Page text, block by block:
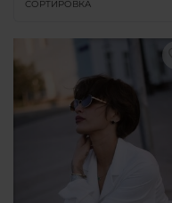
СОРТИРОВКА